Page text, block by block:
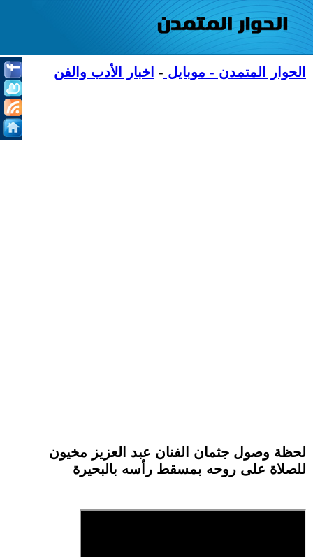
الحوار المتمدن - موبايل - اخبار الأدب والفن
لحظة وصول جثمان الفنان عبد العزيز مخيون
للصلاة على روحه بمسقط رأسه بالبحيرة